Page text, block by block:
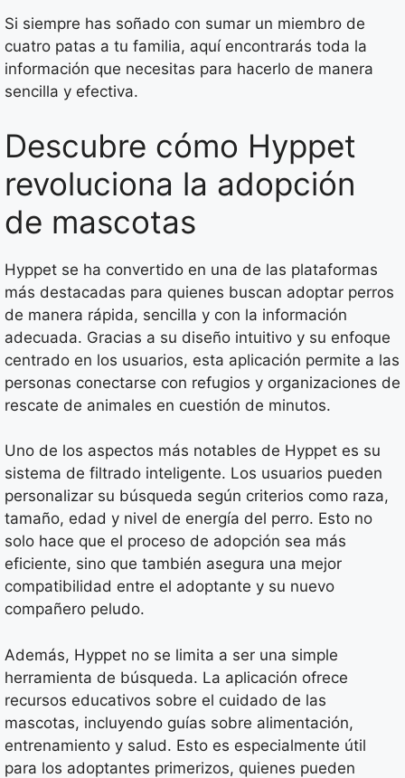
Si siempre has soñado con sumar un miembro de
cuatro patas a tu familia, aquí encontrarás toda la
información que necesitas para hacerlo de manera
sencilla y efectiva.
Descubre cómo Hyppet
revoluciona la adopción
de mascotas
Hyppet se ha convertido en una de las plataformas
más destacadas para quienes buscan adoptar perros
de manera rápida, sencilla y con la información
adecuada. Gracias a su diseño intuitivo y su enfoque
centrado en los usuarios, esta aplicación permite a las
personas conectarse con refugios y organizaciones de
rescate de animales en cuestión de minutos.
Uno de los aspectos más notables de Hyppet es su
sistema de filtrado inteligente. Los usuarios pueden
personalizar su búsqueda según criterios como raza,
tamaño, edad y nivel de energía del perro. Esto no
solo hace que el proceso de adopción sea más
eficiente, sino que también asegura una mejor
compatibilidad entre el adoptante y su nuevo
compañero peludo.
Además, Hyppet no se limita a ser una simple
herramienta de búsqueda. La aplicación ofrece
recursos educativos sobre el cuidado de las
mascotas, incluyendo guías sobre alimentación,
entrenamiento y salud. Esto es especialmente útil
para los adoptantes primerizos, quienes pueden